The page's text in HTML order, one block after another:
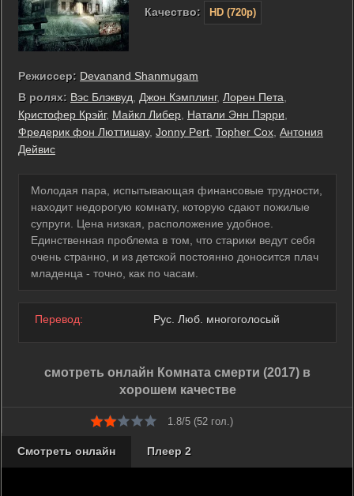
Качество:
HD (720p)
Режиссер: Devanand Shanmugam
В ролях: Вэс Блэквуд Джон Кэмплинг, Лорен Пета
Кристофер Крэйг, Майкл Либер Натали Энн Пэрри
Фредерик фон Люттишау, Jonny Pert Topher Cox Антония
Дейвис
Молодая пара, испытывающая финансовые трудности,
находит недорогую комнату, которую сдают пожилые
супруги. Цена низкая, расположение удобное.
Единственная проблема в том, что старики ведут себя
очень странно, и из детской постоянно доносится плач
младенца - точно, как по часам.
Перевод: Рус. Люб. многоголосый
смотреть онлайн Комната смерти (2017) в
хорошем качестве
1.8/5 (52 гол.)
Смотреть онлайн Плеер 2